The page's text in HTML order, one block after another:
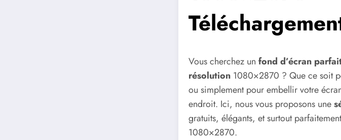
Vous cherchez un fond d’écran
résolution 1080×2870 ? Que ce soit
ou simplement pour embellir votre
endroit. Ici, nous vous proposons une
gratuits, élégants, et surtout
1080×2870.